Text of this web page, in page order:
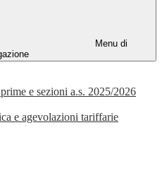
Menu di
e sezioni a.s. 2025/2026
e agevolazioni tariffarie